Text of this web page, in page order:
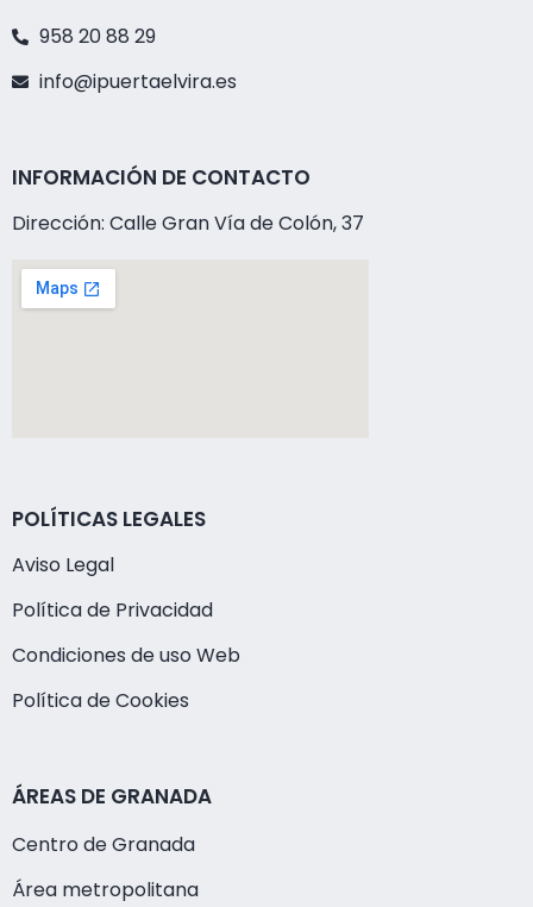
958 20 88 29
info@ipuertaelvira.es
INFORMACIÓN DE CONTACTO
Dirección: Calle Gran Vía de Colón, 37
POLÍTICAS LEGALES
Aviso Legal
Política de Privacidad
Condiciones de uso Web
Política de Cookies
ÁREAS DE GRANADA
Centro de Granada
Área metropolitana